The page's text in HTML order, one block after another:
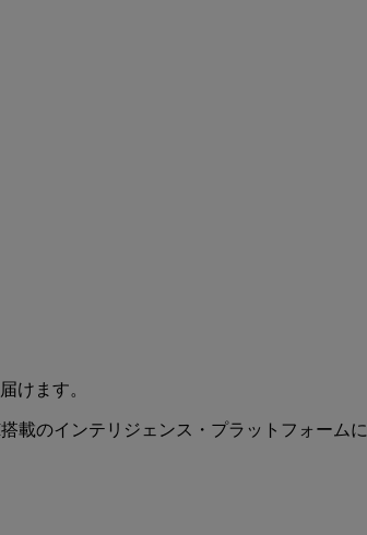
けます。
載のインテリジェンス・プラットフォーム